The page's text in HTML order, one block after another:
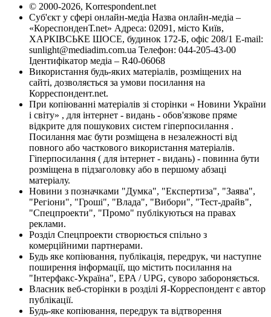
© 2000-2026, Korrespondent.net
Суб'єкт у сфері онлайн-медіа Назва онлайн-медіа –
«КореспонденТ.net» Адреса: 02091, місто Київ,
ХАРКІВСЬКЕ ШОСЕ, будинок 172-Б, офіс 208/1 E-mail:
sunlight@mediadim.com.ua Телефон: 044-205-43-00
Ідентифікатор медіа – R40-06068
Використання будь-яких матеріалів, розміщених на
сайті, дозволяється за умови посилання на
Корреспондент.net.
При копіюванні матеріалів зі сторінки « Новини України
і світу» , для інтернет - видань - обов'язкове пряме
відкрите для пошукових систем гіперпосилання .
Посилання має бути розміщена в незалежності від
повного або часткового використання матеріалів.
Гіперпосилання ( для інтернет - видань) - повинна бути
розміщена в підзаголовку або в першому абзаці
матеріалу.
Новини з позначками "Думка", "Експертиза", "Заява",
"Регіони", "Гроші", "Влада", "Вибори", "Тест-драйв",
"Спецпроекти", "Промо" публікуються на правах
реклами.
Розділ Спецпроекти створюється спільно з
комерційними партнерами.
Будь яке копіювання, публікація, передрук, чи наступне
поширення інформації, що містить посилання на
"Інтерфакс-Україна", EPA / UPG, суворо забороняється.
Власник веб-сторінки в розділі Я-Корреспондент є автор
публікації.
Будь-яке копіювання, передрук та відтворення